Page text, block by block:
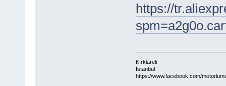
https://
Kırklareli
İstanbul
https://www.facebook.com/